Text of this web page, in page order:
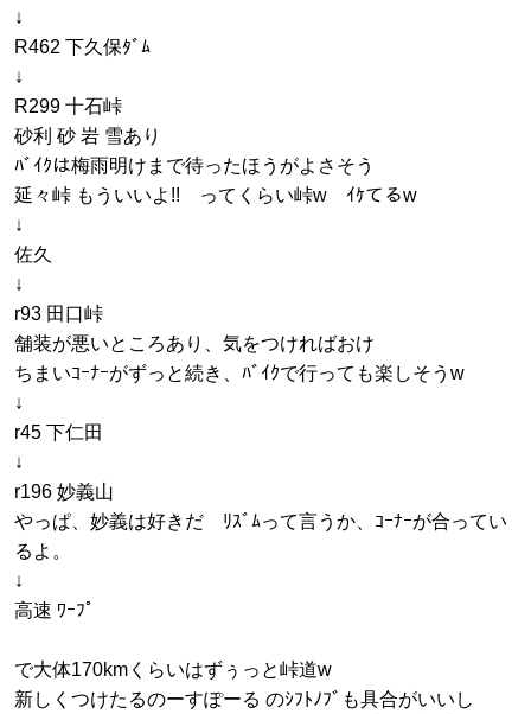
↓
R462 下久保ﾀﾞﾑ
↓
R299 十石峠
砂利 砂 岩 雪あり
ﾊﾞｲｸは梅雨明けまで待ったほうがよさそう
延々峠 もういいよ!! ってくらい峠w ｲｹてるw
↓
佐久
↓
r93 田口峠
舗装が悪いところあり、気をつければおけ
ちまいｺｰﾅｰがずっと続き、ﾊﾞｲｸで行っても楽しそうw
↓
r45 下仁田
↓
r196 妙義山
やっぱ、妙義は好きだ ﾘｽﾞﾑって言うか、ｺｰﾅｰが合ってい
るよ。
↓
高速 ﾜｰﾌﾟ
で大体170kmくらいはずぅっと峠道w
新しくつけたるのーすぽーる のｼﾌﾄﾉﾌﾞも具合がいいし